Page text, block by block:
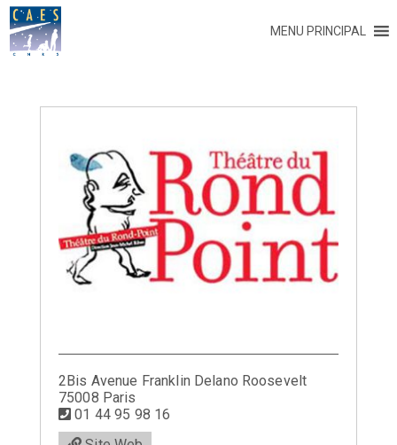
MENU PRINCIPAL
2Bis Avenue Franklin Delano Roosevelt
75008 Paris
01 44 95 98 16